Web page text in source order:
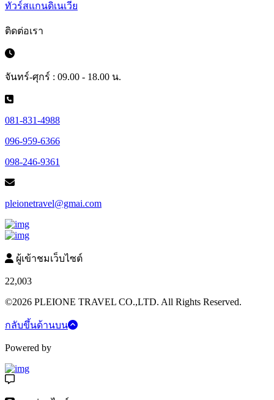
ทัวร์สแกนดิเนเวีย
ติดต่อเรา
จันทร์-ศุกร์ : 09.00 - 18.00 น.
081-831-4988
096-959-6366
098-246-9361
pleionetravel@gmai.com
ผู้เข้าชมเว็บไซต์
22,003
©2026 PLEIONE TRAVEL CO.,LTD. All Rights Reserved.
กลับขึ้นด้านบน
Powered by